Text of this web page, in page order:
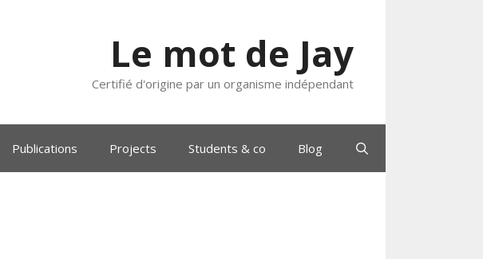
Le mot de Jay
Certifié d'origine par un organisme indépendant
Publications Projects Students & co Blog